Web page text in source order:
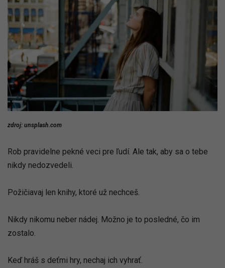
zdroj: unsplash.com
Rob pravidelne pekné veci pre ľudí. Ale tak, aby sa o tebe
nikdy nedozvedeli.
Požičiavaj len knihy, ktoré už nechceš.
Nikdy nikomu neber nádej. Možno je to posledné, čo im
zostalo.
Keď hráš s deťmi hry, nechaj ich vyhrať.